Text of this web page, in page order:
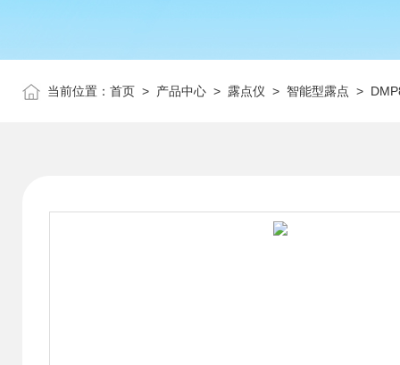
当前位置： 首页 > 产品中心 > 露点仪 > 智能型露点 >